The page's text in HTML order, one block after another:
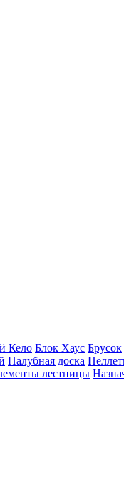
Кело Блок Хаус Брусок
Палубная доска
лестницы